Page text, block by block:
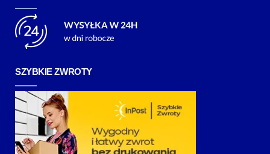
SZYBKIE ZWROTY